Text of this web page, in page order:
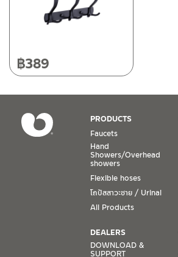
฿389
PRODUCTS
Faucets
Hand
Showers/Overhead
showers
Flexible hoses
โถปัสสาวะชาย / Urinal
All Products
DEALERS
DOWNLOAD &
SUPPORT